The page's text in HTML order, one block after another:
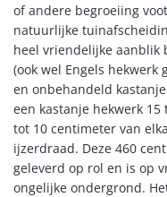
of andere begroeiing
natuurlijke
heel vriendelijke aanblik
(ook wel Engels hekwerk
en onbehandeld
een kastanje hekwerk
tot 10 centimeter van
ijzerdraad. Deze 460
geleverd op rol en is op
ongelijke ondergrond.